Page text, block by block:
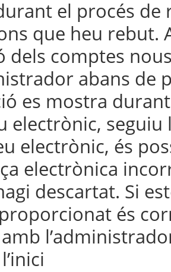
el procés de
que heu rebut.
dels comptes
abans de
es mostra
electrònic,
electrònic, és
electrònica
descartat. Si
és